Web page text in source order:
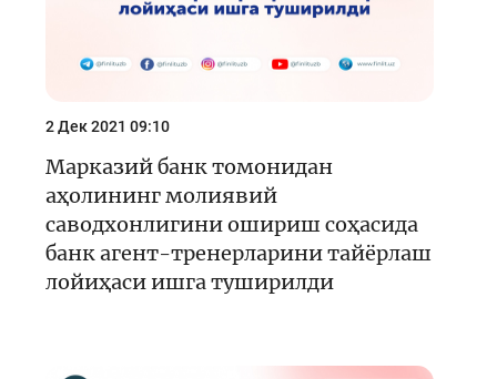
2 Дек 2021 09:10
Марказий банк томонидан
аҳолининг молиявий
саводхонлигини ошириш соҳасида
банк агент-тренерларини тайёрлаш
лойиҳаси ишга туширилди